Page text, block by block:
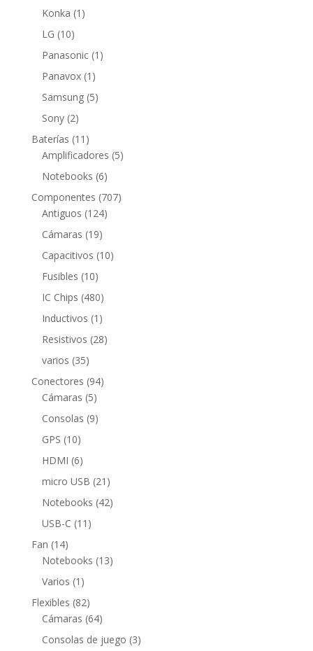
producto
Konka 1 1
LG 1010
productos
Panasonic 1 1
Panavox 1 1
producto
Samsung 55
Sony 22
productos
Baterías 11 11
productos
Amplificadores 55
Notebooks 66
productos
Componentes 707707
Antiguos 124124
Cámaras 1919
productos
Capacitivos 1010
Fusibles 1010
productos
IC Chips 480480
productos
Inductivos 1 1
producto
Resistivos 2828
varios 3535
productos
Conectores 9494
Cámaras 55
productos
Consolas 99
GPS 1010
productos
HDMI 66
productos
micro USB 21 21
productos
Notebooks 4242
USB-C 11 11
Fan 1414
productos
Notebooks 1313
Varios 1 1
producto
Flexibles 8282
productos
Cámaras 6464
productos
Consolas de juego 33